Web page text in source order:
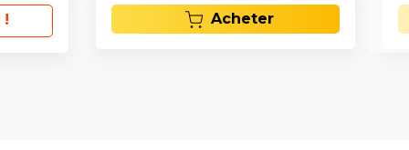
! Acheter